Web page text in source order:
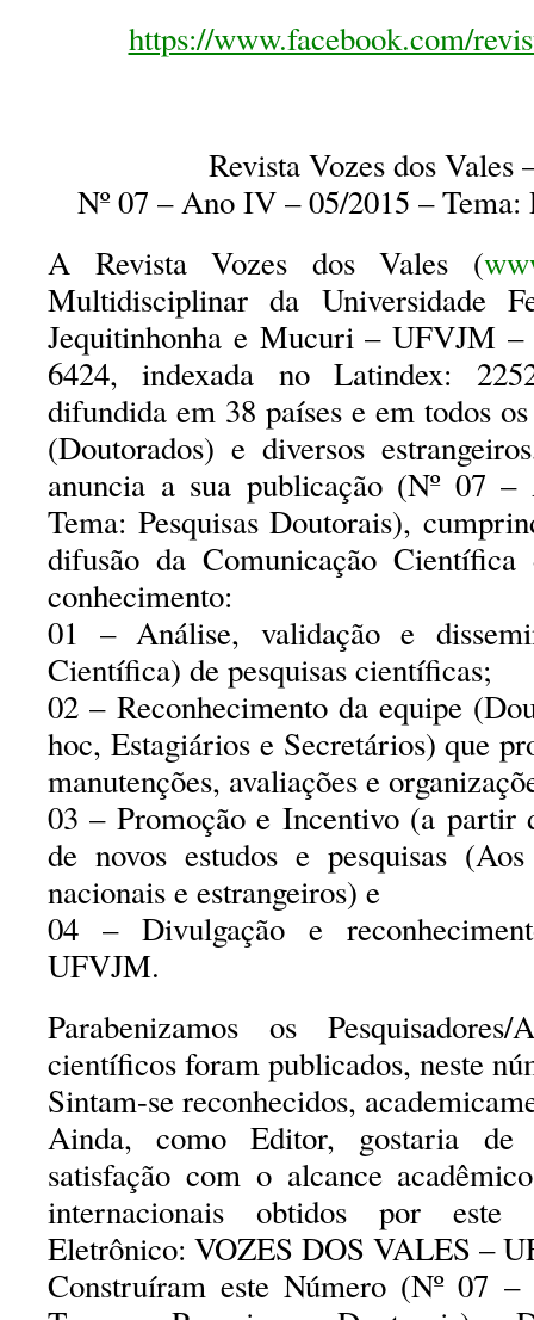
https://www.facebook.com/
Revista Vozes dos Vales
Nº 07 – Ano IV – 05/2015 – Tema:
A Revista Vozes dos Vales (
Multidisciplinar da Universidade
Jequitinhonha e Mucuri – UFVJM
6424, indexada no Latindex:
difundida em 38 países e em todos
(Doutorados) e diversos
anuncia a sua publicação (Nº 07
Tema: Pesquisas Doutorais),
difusão da Comunicação Científica
conhecimento:
01 – Análise, validação e
Científica) de pesquisas científicas;
02 – Reconhecimento da equipe
hoc, Estagiários e Secretários) que
manutenções, avaliações e
03 – Promoção e Incentivo (a partir
de novos estudos e pesquisas
nacionais e estrangeiros) e
04 – Divulgação e
UFVJM.
Parabenizamos os
científicos foram publicados, neste
Sintam-se reconhecidos,
Ainda, como Editor, gostaria de
satisfação com o alcance
internacionais obtidos por este
Eletrônico: VOZES DOS VALES –
Construíram este Número (Nº 07